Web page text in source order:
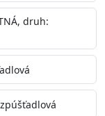
: áno
2811)
druh: